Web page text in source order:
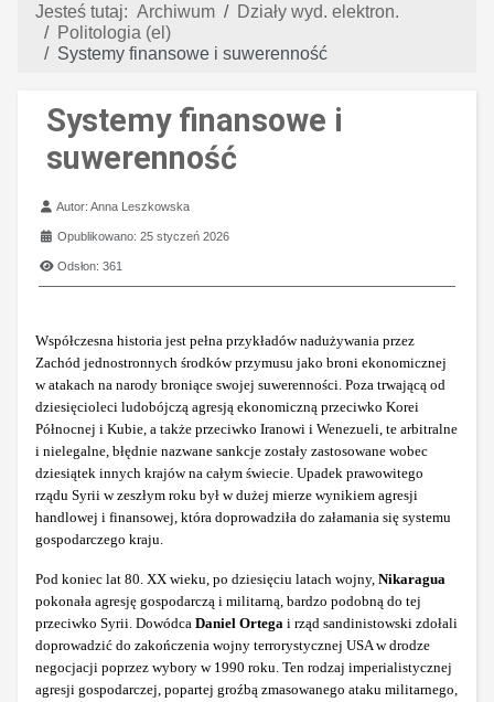
Jesteś tutaj: Archiwum
Działy wyd. elektron.
Politologia (el)
Systemy finansowe i suwerenność
Systemy finansowe i
suwerenność
Szczegóły
Autor:Anna Leszkowska
Opublikowano: 25 styczeń 2026
Odsłon: 361
Współczesna historia jest pełna przykładów nadużywania przez
Zachód jednostronnych środków przymusu jako broni ekonomicznej
w atakach na narody broniące swojej suwerenności. Poza trwającą od
dziesięcioleci ludobójczą agresją ekonomiczną przeciwko Korei
Północnej i Kubie, a także przeciwko Iranowi i Wenezueli, te arbitralne
i nielegalne, błędnie nazwane sankcje zostały zastosowane wobec
dziesiątek innych krajów na całym świecie. Upadek prawowitego
rządu Syrii w zeszłym roku był w dużej mierze wynikiem agresji
handlowej i finansowej, która doprowadziła do załamania się systemu
gospodarczego kraju.
Pod koniec lat 80. XX wieku, po dziesięciu latach wojny, Nikaragua
pokonała agresję gospodarczą i militarną, bardzo podobną do tej
przeciwko Syrii. Dowódca Daniel Ortega i rząd sandinistowski zdołali
doprowadzić do zakończenia wojny terrorystycznej USA w drodze
negocjacji poprzez wybory w 1990 roku. Ten rodzaj imperialistycznej
agresji gospodarczej, popartej groźbą zmasowanego ataku militarnego,